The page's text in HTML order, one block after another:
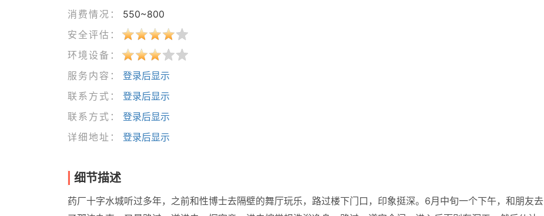
消费情况：
550~800
安全评估：
环境设备：
服务内容：
登录后显示
联系方式：
登录后显示
联系方式：
登录后显示
详细地址：
登录后显示
细节描述
药厂十字水城听过多年，之前和性博士去隔壁的舞厅玩乐，路过楼下门口，印象挺深。6月中旬一个下午，和朋友去